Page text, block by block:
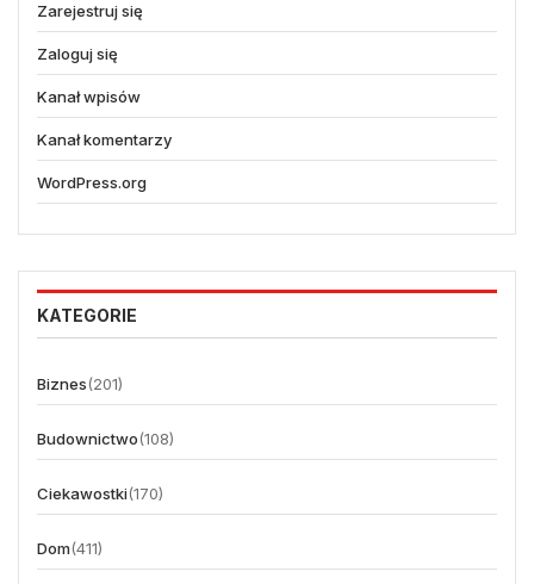
Zarejestruj się
Zaloguj się
Kanał wpisów
Kanał komentarzy
WordPress.org
KATEGORIE
Biznes(201)
Budownictwo(108)
Ciekawostki(170)
Dom(411)